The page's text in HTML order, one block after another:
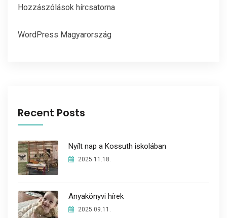
Hozzászólások hírcsatorna
WordPress Magyarország
Recent Posts
Nyílt nap a Kossuth iskolában
2025.11.18.
Anyakönyvi hírek
2025.09.11.